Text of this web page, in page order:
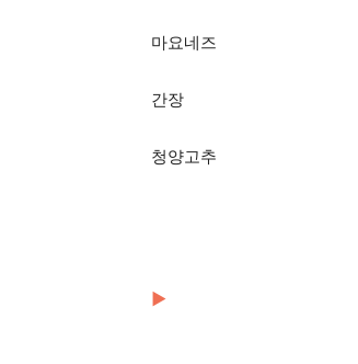
마요네즈
간장
청양고추
▶